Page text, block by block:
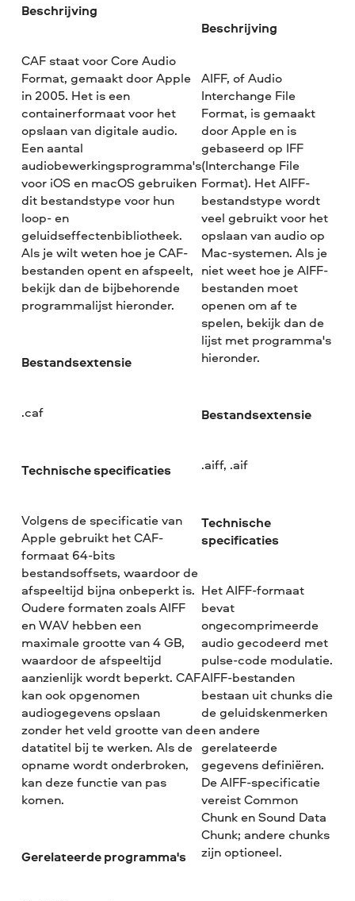
Beschrijving
CAF staat voor Core Audio
Format, gemaakt door Apple
in 2005. Het is een
containerformaat voor het
opslaan van digitale audio.
Een aantal
audiobewerkingsprogramma's
voor iOS en macOS gebruiken
dit bestandstype voor hun
loop- en
geluidseffectenbibliotheek.
Als je wilt weten hoe je CAF-
bestanden opent en afspeelt,
bekijk dan de bijbehorende
programmalijst hieronder.
Bestandsextensie
.caf
Technische specificaties
Volgens de specificatie van
Apple gebruikt het CAF-
formaat 64-bits
bestandsoffsets, waardoor de
afspeeltijd bijna onbeperkt is.
Oudere formaten zoals AIFF
en WAV hebben een
maximale grootte van 4 GB,
waardoor de afspeeltijd
aanzienlijk wordt beperkt. CAF
kan ook opgenomen
audiogegevens opslaan
zonder het veld grootte van de
datatitel bij te werken. Als de
opname wordt onderbroken,
kan deze functie van pas
komen.
Gerelateerde programma's
Beschrijving
AIFF, of Audio
Interchange File
Format, is gemaakt
door Apple en is
gebaseerd op IFF
(Interchange File
Format). Het AIFF-
bestandstype wordt
veel gebruikt voor het
opslaan van audio op
Mac-systemen. Als je
niet weet hoe je AIFF-
bestanden moet
openen om af te
spelen, bekijk dan de
lijst met programma's
hieronder.
Bestandsextensie
.aiff, .aif
Technische
specificaties
Het AIFF-formaat
bevat
ongecomprimeerde
audio gecodeerd met
pulse-code modulatie.
AIFF-bestanden
bestaan uit chunks die
de geluidskenmerken
en andere
gerelateerde
gegevens definiëren.
De AIFF-specificatie
vereist Common
Chunk en Sound Data
Chunk; andere chunks
zijn optioneel.